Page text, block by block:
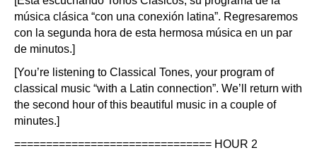
música clásica “con una conexión latina”. Regresaremos
con la segunda hora de esta hermosa música en un par
de minutos.]
[You’re listening to Classical Tones, your program of
classical music “with a Latin connection”. We’ll return with
the second hour of this beautiful music in a couple of
minutes.]
=============================== HOUR 2